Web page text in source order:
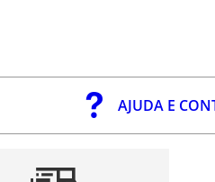
AJUDA E